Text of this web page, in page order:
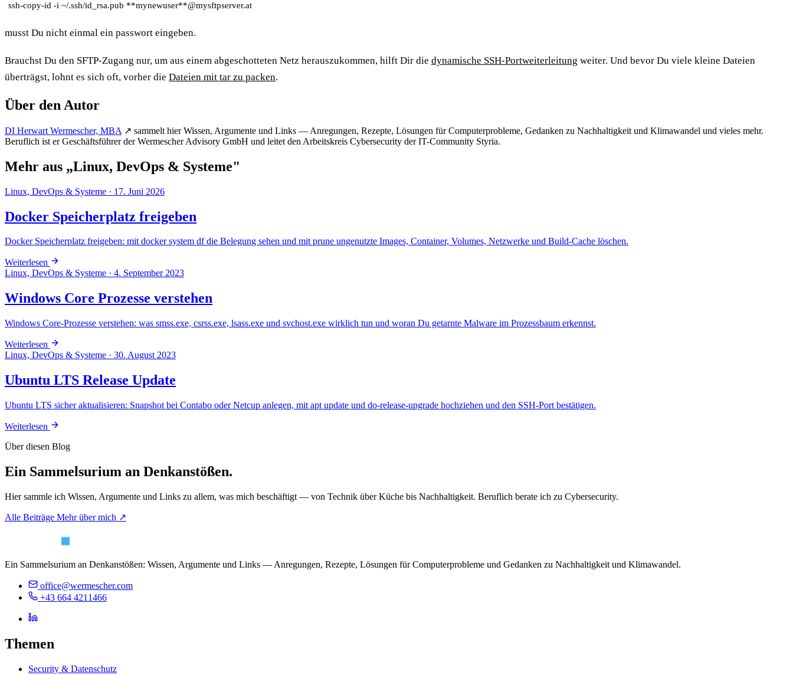
ssh-copy-id -i ~/.ssh/id_rsa.pub **mynewuser**@mysftpserver.at
musst Du nicht einmal ein passwort eingeben.
Brauchst Du den SFTP-Zugang nur, um aus einem abgeschotteten Netz herauszukommen, hilft Dir die dynamische SSH-Portweiterleitung weiter. Und bevor Du viele kleine Dateien
überträgst, lohnt es sich oft, vorher die Dateien mit tar zu packen.
Über den Autor
DI Herwart Wermescher, MBA ↗ sammelt hier Wissen, Argumente und Links — Anregungen, Rezepte, Lösungen für Computerprobleme, Gedanken zu Nachhaltigkeit und Klimawandel und vieles mehr.
Beruflich ist er Geschäftsführer der Wermescher Advisory GmbH und leitet den Arbeitskreis Cybersecurity der IT-Community Styria.
Mehr aus „Linux, DevOps & Systeme"
Linux, DevOps & Systeme · 17. Juni 2026
Docker Speicherplatz freigeben
Docker Speicherplatz freigeben: mit docker system df die Belegung sehen und mit prune ungenutzte Images, Container, Volumes, Netzwerke und Build-Cache löschen.
Weiterlesen
Linux, DevOps & Systeme · 4. September 2023
Windows Core Prozesse verstehen
Windows Core-Prozesse verstehen: was smss.exe, csrss.exe, lsass.exe und svchost.exe wirklich tun und woran Du getarnte Malware im Prozessbaum erkennst.
Weiterlesen
Linux, DevOps & Systeme · 30. August 2023
Ubuntu LTS Release Update
Ubuntu LTS sicher aktualisieren: Snapshot bei Contabo oder Netcup anlegen, mit apt update und do-release-upgrade hochziehen und den SSH-Port bestätigen.
Weiterlesen
Über diesen Blog
Ein Sammelsurium an Denkanstößen.
Hier sammle ich Wissen, Argumente und Links zu allem, was mich beschäftigt — von Technik über Küche bis Nachhaltigkeit. Beruflich berate ich zu Cybersecurity.
Alle Beiträge Mehr über mich ↗
Ein Sammelsurium an Denkanstößen: Wissen, Argumente und Links — Anregungen, Rezepte, Lösungen für Computerprobleme und Gedanken zu Nachhaltigkeit und Klimawandel.
office@wermescher.com
+43 664 4211466
Themen
Security & Datenschutz